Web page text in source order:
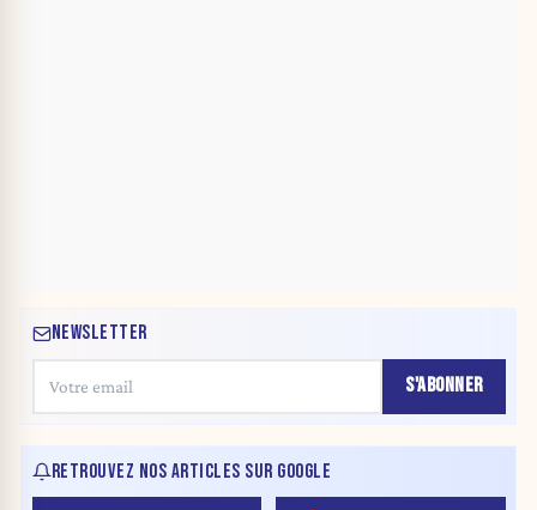
NEWSLETTER
S'ABONNER
RETROUVEZ NOS ARTICLES SUR GOOGLE